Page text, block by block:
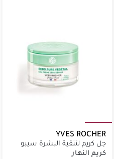
YVES ROCHER
جل كريم لتنقية البشرة سيبو
بيور فيجيتال
كريم النهار